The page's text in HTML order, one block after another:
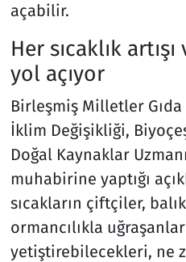
açabilir.
Her sıcaklık
yol açıyor
Birleşmiş Milletler Gıda
İklim Değişikliği,
Doğal Kaynaklar
muhabirine yaptığı
sıcakların çiftçiler,
ormancılıkla
yetiştirebilecekleri, ne